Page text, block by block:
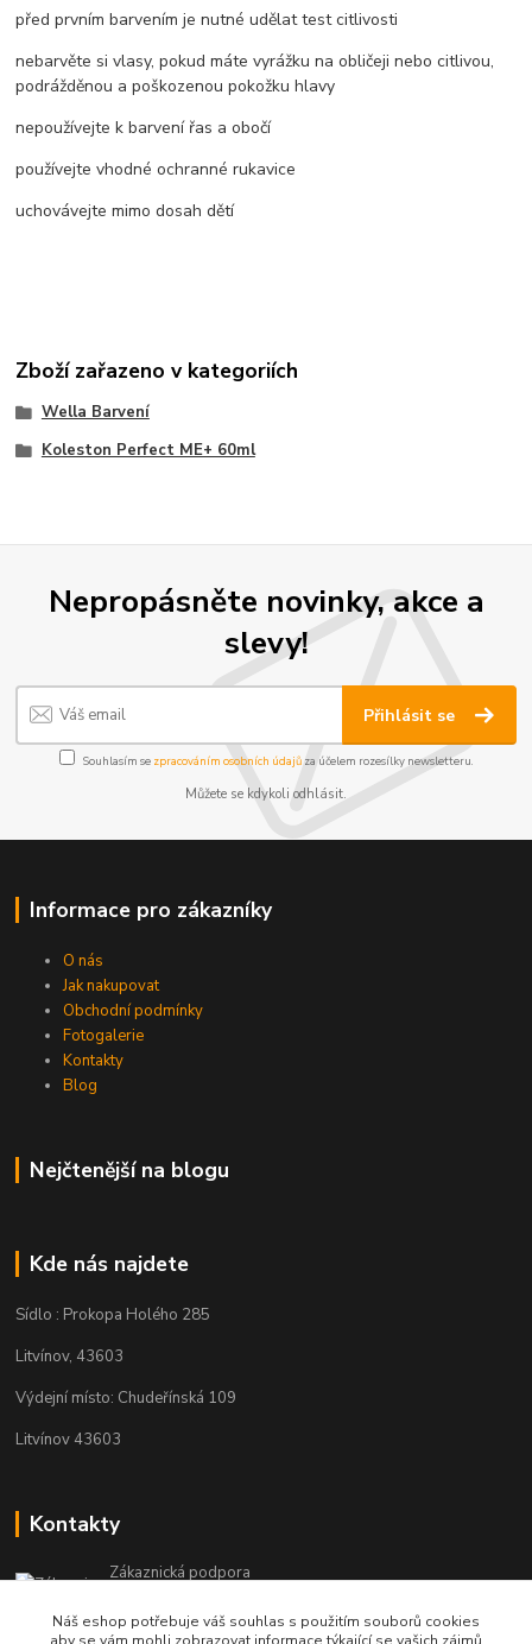
před prvním barvením je nutné udělat test citlivosti
nebarvěte si vlasy, pokud máte vyrážku na obličeji nebo citlivou,
podrážděnou a poškozenou pokožku hlavy
nepoužívejte k barvení řas a obočí
používejte vhodné ochranné rukavice
uchovávejte mimo dosah dětí
Zboží zařazeno v kategoriích
Wella Barvení
Koleston Perfect ME+ 60ml
Nepropásněte novinky, akce a
slevy!
Přihlásit se
Souhlasím se zpracováním osobních údajůza účelem rozesílky newsletteru.
Můžete se kdykoli odhlásit.
Informace pro zákazníky
O nás
Jak nakupovat
Obchodní podmínky
Fotogalerie
Kontakty
Blog
Nejčtenější na blogu
Kde nás najdete
Sídlo : Prokopa Holého 285
Litvínov, 43603
Výdejní místo: Chudeřínská 109
Litvínov 43603
Kontakty
Zákaznická podpora
(Po-Pá, 8-16 hod.)
Náš eshop potřebuje váš souhlas s použitím souborů cookies